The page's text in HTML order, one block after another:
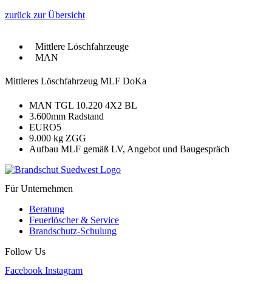
zurück zur Übersicht
Mittlere Löschfahrzeuge
MAN
Mittleres Löschfahrzeug MLF DoKa
MAN TGL 10.220 4X2 BL
3.600mm Radstand
EURO5
9.000 kg ZGG
Aufbau MLF gemäß LV, Angebot und Baugespräch
Für Unternehmen
Beratung
Feuerlöscher & Service
Brandschutz-Schulung
Follow Us
Facebook Instagram